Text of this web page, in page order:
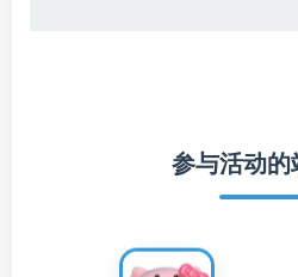
参与活动的
苏晨